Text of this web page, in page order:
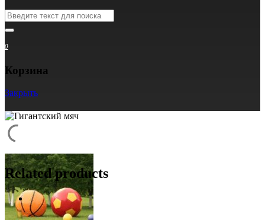
0
Корзина
Закрыть
Related products